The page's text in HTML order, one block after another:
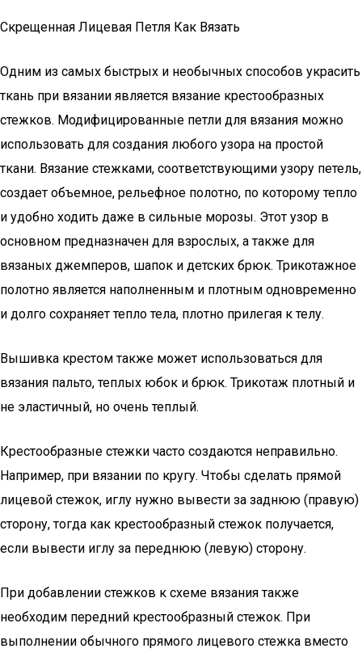
Скрещенная Лицевая Петля Как Вязать
Одним из самых быстрых и необычных способов украсить
ткань при вязании является вязание крестообразных
стежков. Модифицированные петли для вязания можно
использовать для создания любого узора на простой
ткани. Вязание стежками, соответствующими узору петель,
создает объемное, рельефное полотно, по которому тепло
и удобно ходить даже в сильные морозы. Этот узор в
основном предназначен для взрослых, а также для
вязаных джемперов, шапок и детских брюк. Трикотажное
полотно является наполненным и плотным одновременно
и долго сохраняет тепло тела, плотно прилегая к телу.
Вышивка крестом также может использоваться для
вязания пальто, теплых юбок и брюк. Трикотаж плотный и
не эластичный, но очень теплый.
Крестообразные стежки часто создаются неправильно.
Например, при вязании по кругу. Чтобы сделать прямой
лицевой стежок, иглу нужно вывести за заднюю (правую)
сторону, тогда как крестообразный стежок получается,
если вывести иглу за переднюю (левую) сторону.
При добавлении стежков к схеме вязания также
необходим передний крестообразный стежок. При
выполнении обычного прямого лицевого стежка вместо